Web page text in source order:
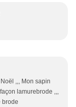
,,, Mon sapin
lamurebrode ,,,
brode